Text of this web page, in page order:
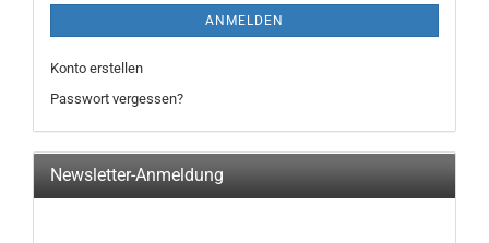
ANMELDEN
Konto erstellen
Passwort vergessen?
Newsletter-Anmeldung